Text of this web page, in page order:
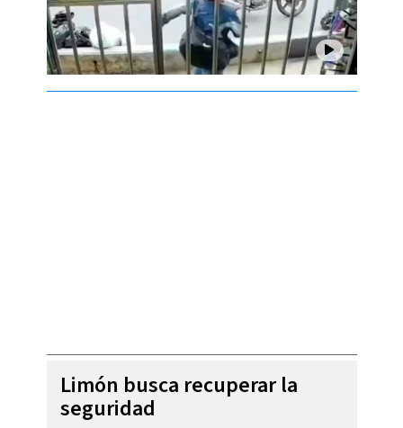
Limón busca recuperar la
seguridad